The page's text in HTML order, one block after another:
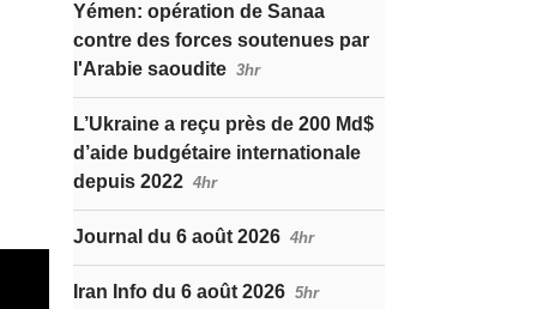
Yémen: opération de Sanaa
contre des forces soutenues par
l'Arabie saoudite 3hr
L’Ukraine a reçu près de 200 Md$
d’aide budgétaire internationale
depuis 2022 4hr
Journal du 6 août 2026 4hr
Iran Info du 6 août 2026 5hr